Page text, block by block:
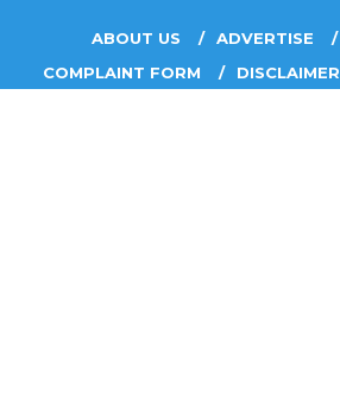
ABOUT US ADVERTISE
COMPLAINT FORM
DISCLAIMER